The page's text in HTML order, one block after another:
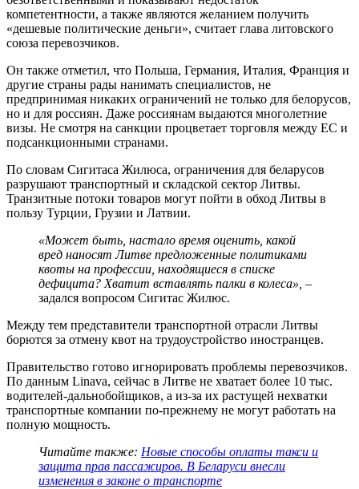
компетентности, а также являются желанием получить
«дешевые политические деньги», считает глава литовского
союза перевозчиков.
Он также отметил, что Польша, Германия, Италия, Франция и
другие страны рады нанимать специалистов, не
предпринимая никаких ограничений не только для белорусов,
но и для россиян. Даже россиянам выдаются многолетние
визы. Не смотря на санкции процветает торговля между ЕС и
подсанкционными странами.
По словам Сигитаса Жилюса, ограничения для беларусов
разрушают транспортный и складской сектор Литвы.
Транзитные потоки товаров могут пойти в обход Литвы в
пользу Турции, Грузии и Латвии.
«Может быть, настало время оценить, какой
вред наносят Литве предложенные политиками
квоты на профессии, находящиеся в списке
дефицита? Хватит вставлять палки в колеса», –
задался вопросом Сигитас Жилюс.
Между тем представители транспортной отрасли Литвы
борются за отмену квот на трудоустройство иностранцев.
Правительство готово игнорировать проблемы перевозчиков.
По данным Linava, сейчас в Литве не хватает более 10 тыс.
водителей-дальнобойщиков, а из-за их растущей нехватки
транспортные компании по-прежнему не могут работать на
полную мощность.
Читайте также: Новые способы оплаты такси и
защита прав пассажиров. В Беларуси внесли
изменения в законе о транспорте